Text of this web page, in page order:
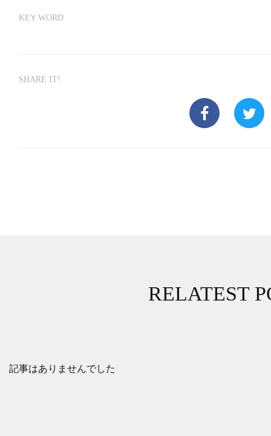
KEY WORD
SHARE IT!
RELATEST
記事はありませんでした